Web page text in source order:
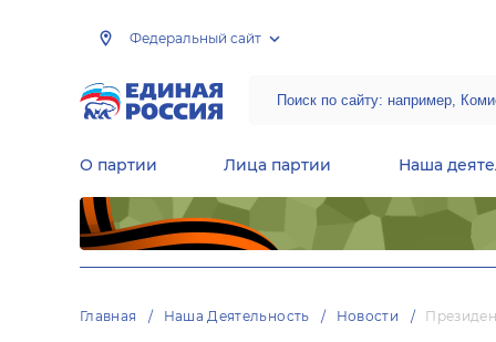
Федеральный сайт
О партии Лица партии Наша
Главная Наша Деятельность Новости